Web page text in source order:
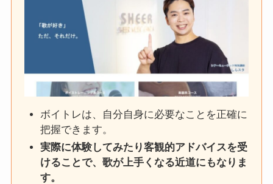
ボイトレは、自分自身に必要なことを正確に
把握できます。
実際に体験してみたり客観的アドバイスを受
けることで、歌が上手くなる近道にもなりま
す。